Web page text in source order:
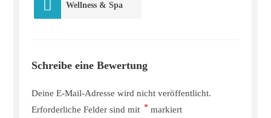
Wellness & Spa
Schreibe eine Bewertung
Deine E-Mail-Adresse wird nicht veröffentlicht.
Erforderliche Felder sind mit * markiert